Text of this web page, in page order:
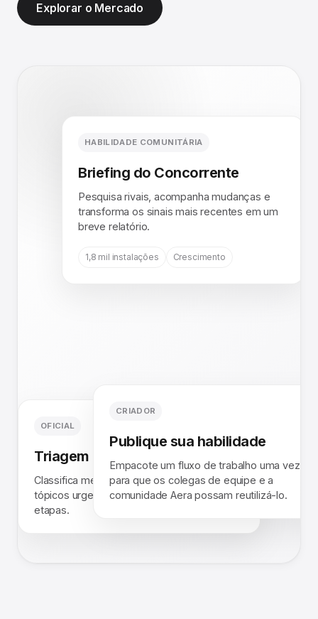
Explorar o Mercado
HABILIDADE COMUNITÁRIA
Briefing do Concorrente
Pesquisa rivais, acompanha mudanças e
transforma os sinais mais recentes em um
breve relatório.
1,8 mil instalações Crescimento
OFICIAL
Triagem da caixa de entrada
Classifica mensagens não lidas, sinaliza
tópicos urgentes e rascunha as próximas
etapas.
CRIADOR
Publique sua habilidade
Empacote um fluxo de trabalho uma vez
para que os colegas de equipe e a
comunidade Aera possam reutilizá-lo.